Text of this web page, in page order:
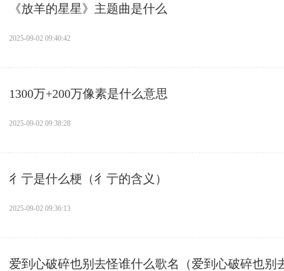
​《放羊的星星》主题曲是什么
2025-09-02 09:40:42
​1300万+200万像素是什么意思
2025-09-02 09:38:28
​彳亍是什么梗（彳亍的含义）
2025-09-02 09:36:13
爱到心破碎也别去怪谁什么歌名（爱到心破碎也别